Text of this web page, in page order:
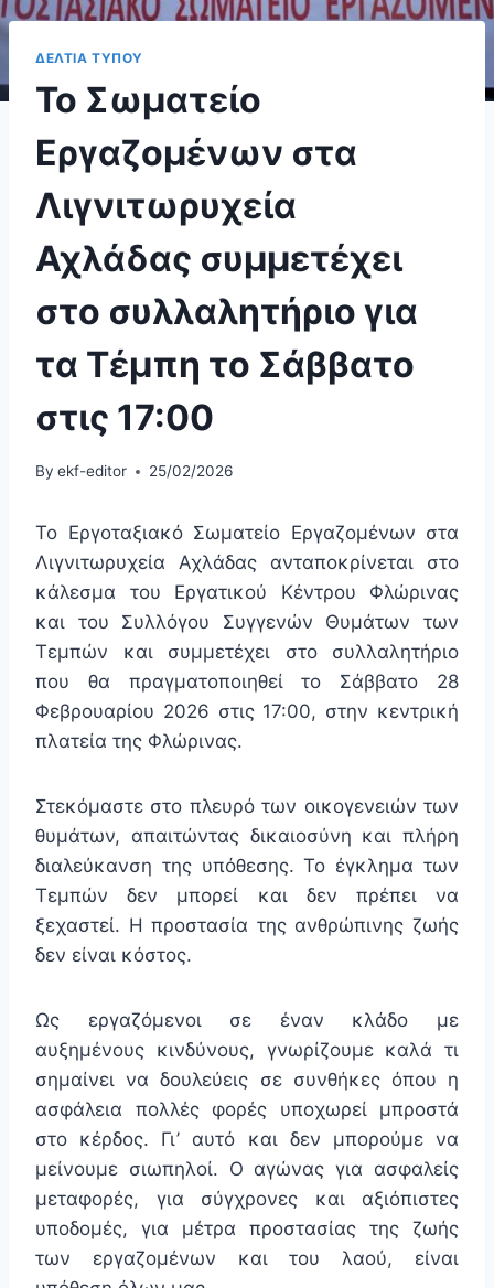
ΔΕΛΤΙΑ ΤΥΠΟΥ
Το Σωματείο
Εργαζομένων στα
Λιγνιτωρυχεία
Αχλάδας συμμετέχει
στο συλλαλητήριο για
τα Τέμπη το Σάββατο
στις 17:00
By ekf-editor 25/02/2026
Το Εργοταξιακό Σωματείο Εργαζομένων στα
Λιγνιτωρυχεία Αχλάδας ανταποκρίνεται στο
κάλεσμα του Εργατικού Κέντρου Φλώρινας
και του Συλλόγου Συγγενών Θυμάτων των
Τεμπών και συμμετέχει στο συλλαλητήριο
που θα πραγματοποιηθεί το Σάββατο 28
Φεβρουαρίου 2026 στις 17:00, στην κεντρική
πλατεία της Φλώρινας.
Στεκόμαστε στο πλευρό των οικογενειών των
θυμάτων, απαιτώντας δικαιοσύνη και πλήρη
διαλεύκανση της υπόθεσης. Το έγκλημα των
Τεμπών δεν μπορεί και δεν πρέπει να
ξεχαστεί. Η προστασία της ανθρώπινης ζωής
δεν είναι κόστος.
Ως εργαζόμενοι σε έναν κλάδο με
αυξημένους κινδύνους, γνωρίζουμε καλά τι
σημαίνει να δουλεύεις σε συνθήκες όπου η
ασφάλεια πολλές φορές υποχωρεί μπροστά
στο κέρδος. Γι’ αυτό και δεν μπορούμε να
μείνουμε σιωπηλοί. Ο αγώνας για ασφαλείς
μεταφορές, για σύγχρονες και αξιόπιστες
υποδομές, για μέτρα προστασίας της ζωής
των εργαζομένων και του λαού, είναι